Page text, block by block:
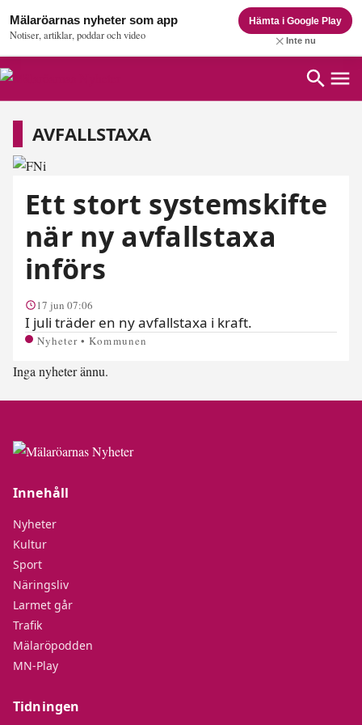
Mälaröarnas nyheter som app
Notiser, artiklar, poddar och video
Hämta i Google Play
Inte nu
Avfallstaxa
AVFALLSTAXA
Ett stort systemskifte
när ny avfallstaxa
införs
17 jun 07:06
I juli träder en ny avfallstaxa i kraft.
Nyheter • Kommunen
Inga nyheter ännu.
Innehåll
Nyheter
Kultur
Sport
Näringsliv
Larmet går
Trafik
Mälaröpodden
MN-Play
Tidningen